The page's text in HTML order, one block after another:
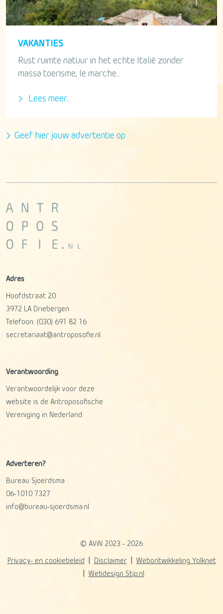
VAKANTIES
Rust ruimte natuur in het echte Italië zonder
massa toerisme, le marche...
Lees meer...
Geef hier jouw advertentie op
Adres
Hoofdstraat 20
3972 LA
Driebergen
Telefoon: (030) 691 82 16
secretariaat@antroposofie.nl
Verantwoording
Verantwoordelijk voor deze
website is de Antroposofische
Vereniging in Nederland.
Adverteren?
Bureau Sjoerdsma
06-1010 7327
info@bureau-sjoerdsma.nl
© AViN 2023 - 2026
Privacy- en cookiebeleid Disclaimer
Webontwikkeling Yolknet
Webdesign Stip.nl